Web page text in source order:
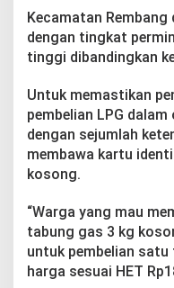
Kecamatan Rembang
dengan tingkat
tinggi dibandingkan
Untuk memastikan
pembelian LPG
dengan sejumlah
membawa kartu
kosong.
“Warga yang mau
tabung gas 3 kg
untuk pembelian satu
harga sesuai HET